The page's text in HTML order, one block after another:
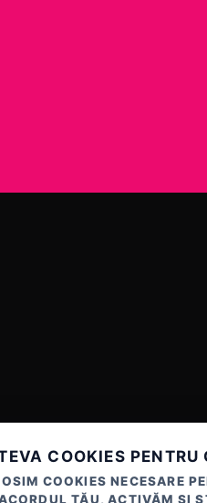
COOKIES
COOKIES NECESARE
TĂU, ACTIVĂM ȘI